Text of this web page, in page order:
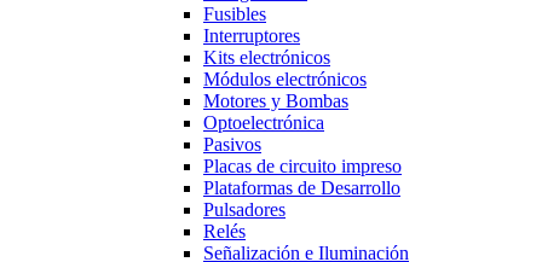
Fusibles
Interruptores
Kits electrónicos
Módulos electrónicos
Motores y Bombas
Optoelectrónica
Pasivos
Placas de circuito impreso
Plataformas de Desarrollo
Pulsadores
Relés
Señalización e Iluminación